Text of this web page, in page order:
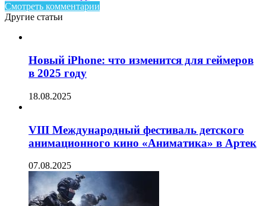
Смотреть комментарии
Другие статьи
Новый iPhone: что изменится для геймеров
в 2025 году
18.08.2025
VIII Международный фестиваль детского
анимационного кино «Аниматика» в Артек
07.08.2025